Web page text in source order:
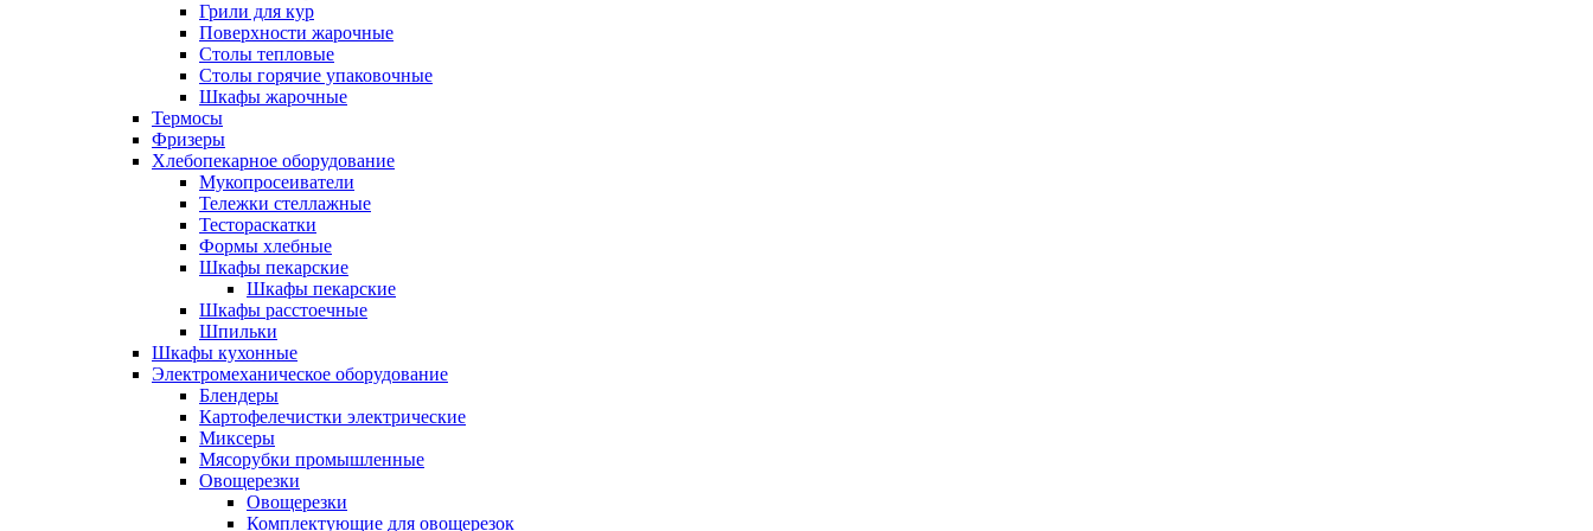
Грили для кур
Поверхности жарочные
Столы тепловые
Столы горячие упаковочные
Шкафы жарочные
Термосы
Фризеры
Хлебопекарное оборудование
Мукопросеиватели
Тележки стеллажные
Тестораскатки
Формы хлебные
Шкафы пекарские
Шкафы пекарские
Шкафы расстоечные
Шпильки
Шкафы кухонные
Электромеханическое оборудование
Блендеры
Картофелечистки электрические
Миксеры
Мясорубки промышленные
Овощерезки
Овощерезки
Комплектующие для овощерезок